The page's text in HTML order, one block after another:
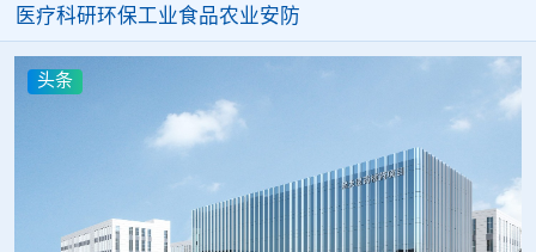
医疗科研环保工业食品农业安防